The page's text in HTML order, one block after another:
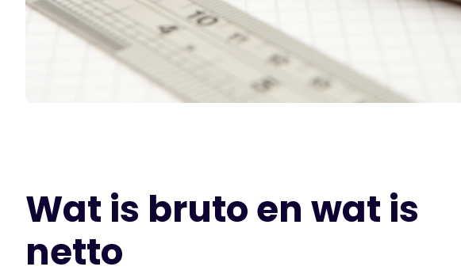
Wat is bruto en wat is
netto